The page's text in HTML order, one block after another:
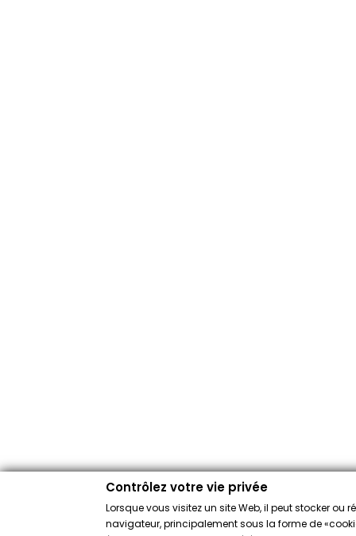
Contrôlez votre vie privée
Lorsque vous visitez un site Web, il peut stocker ou
navigateur, principalement sous la forme de